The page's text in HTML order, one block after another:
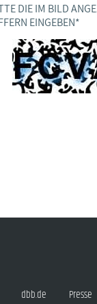
DIE IM BILD
EINGEBEN *
dbb.de Presse